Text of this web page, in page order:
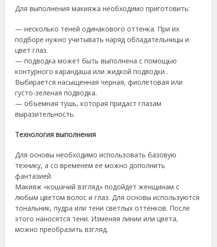
Для выполнения макияжа необходимо приготовить:
— несколько теней одинакового оттенка. При их
подборе нужно учитывать наряд обладательницы и
цвет глаз.
— подводка может быть выполнена с помощью
контурного карандаша или жидкой подводки .
Выбирается насыщенная черная, фиолетовая или
густо-зеленая подводка.
— объемная тушь, которая придаст глазам
выразительность.
Технология выполнения
Для основы необходимо использовать базовую
технику, а со временем ее можно дополнить
фантазией.
Макияж «кошачий взгляд» подойдет женщинам с
любым цветом волос и глаз. Для основы используются
тональник, пудра или тени светлых оттенков. После
этого наносятся тени. Изменяя линии или цвета,
можно преобразить взгляд.